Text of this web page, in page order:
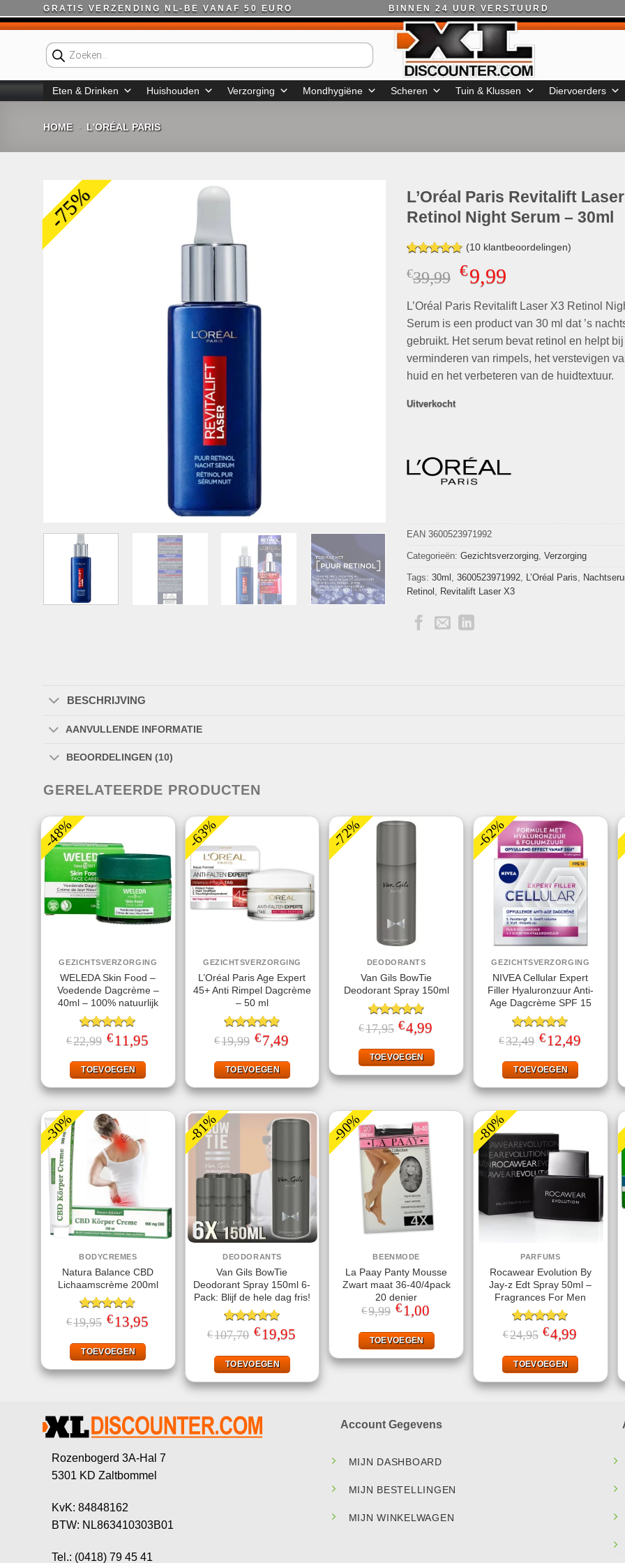
naar
GRATIS VERZENDING NL-BE VANAF 50 EURO BINNEN 24 UUR VERSTUURD
Producten
zoeken
Eten & Drinken Huishouden Verzorging Mondhygiëne Scheren Tuin & Klussen Diervoerders
HOME - L'ORÉAL PARIS
-75%
L’Oréal Paris Revitalift
Retinol Night Serum – 30ml
Gewaardeerd
4.70op 5
gebaseerd
waarderingen
(10klantbeoordelingen)
€39,99 Oorspronkelijke
prijs
was:
€39,99.
€9,99Huidige
is:
€9,99.
L’Oréal Paris Revitalift Laser X3 Retinol
Serum is een product van 30 ml dat ’s
gebruikt. Het serum bevat retinol en helpt
verminderen van rimpels, het verstevigen
huid en het verbeteren van de huidtextuur.
Uitverkocht
EAN 3600523971992
Categorieën: Gezichtsverzorging, Verzorging
Tags: 30ml , 3600523971992, L’Oréal Paris,
Retinol , Revitalift Laser X3
BESCHRIJVING
AANVULLENDE INFORMATIE
BEOORDELINGEN (10)
GERELATEERDE PRODUCTEN
-48%
GEZICHTSVERZORGING
WELEDA Skin Food –
Voedende Dagcrème –
40ml – 100% natuurlijk
Gewaardeerd
5.00uit 5
€22,99 Oorspronkelijke
prijs
€22,99.
€ 11,95prijs
TOEVOEGEN
-63%
GEZICHTSVERZORGING
L’Oréal Paris Age Expert
45+ Anti Rimpel Dagcrème
– 50 ml
Gewaardeerd
4.80 uit 5
€19,99 Oorspronkelijke
prijs
€19,99.
€7,49Huidige
€7,49.
TOEVOEGEN
-72%
DEODORANTS
Van Gils BowTie
Deodorant Spray 150ml
Gewaardeerd
5.00 uit 5
€17,95 Oorspronkelijke
prijs
€17,95.
€4,99
€4,99.
TOEVOEGEN
-62%
GEZICHTSVERZORGING
NIVEA Cellular Expert
Filler Hyaluronzuur Anti-
Age Dagcrème SPF 15
Gewaardeerd
4.60uit 5
€32,49 Oorspronkelijke
prijs
€32,49.
€ 12,49Huidige
TOEVOEGEN
-30%
BODYCREMES
Natura Balance CBD
Lichaamscrème 200ml
Gewaardeerd
4.67uit 5
€19,95 Oorspronkelijke
prijs
€19,95.
€ 13,95prijs
TOEVOEGEN
-81%
DEODORANTS
Van Gils BowTie
Deodorant Spray 150ml 6-
Pack: Blijf de hele dag fris!
Gewaardeerd
5.00 uit 5
€107,70 Oorspronkelijke
prijs
€107,70.
€ 19,95prijs
TOEVOEGEN
-90%
BEENMODE
La Paay Panty Mousse
Zwart maat 36-40/4pack
20 denier
€9,99 Oorspronkelijke
prijs
€9,99.
€ 1,00Huidige
€1,00.
TOEVOEGEN
-80%
PARFUMS
Rocawear Evolution By
Jay-z Edt Spray 50ml –
Fragrances For Men
Gewaardeerd
5.00 uit 5
€24,95 Oorspronkelijke
prijs
€24,95.
€4,99
€4,99.
TOEVOEGEN
Rozenbogerd 3A-Hal 7
5301 KD Zaltbommel
KvK: 84848162
BTW: NL863410303B01
Tel.: (0418) 79 45 41
Account Gegevens
MIJN DASHBOARD
MIJN BESTELLINGEN
MIJN WINKELWAGEN